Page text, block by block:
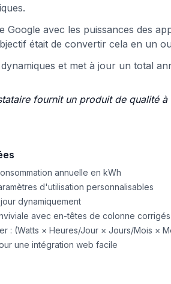
Google avec les puissances des
était de convertir cela en un
et met à jour un total
fournit un produit de qualité
annuelle en kWh
d'utilisation personnalisables
dynamiquement
avec en-têtes de colonne corrigés
: (Watts × Heures/Jour × Jours/Mois ×
une intégration web facile